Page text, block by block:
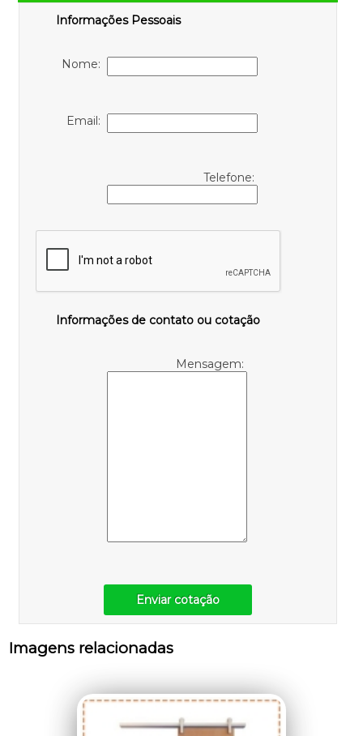
Informações Pessoais
Nome:
Email:
Telefone:
Informações de contato ou cotação
Mensagem:
Enviar cotação
Imagens relacionadas